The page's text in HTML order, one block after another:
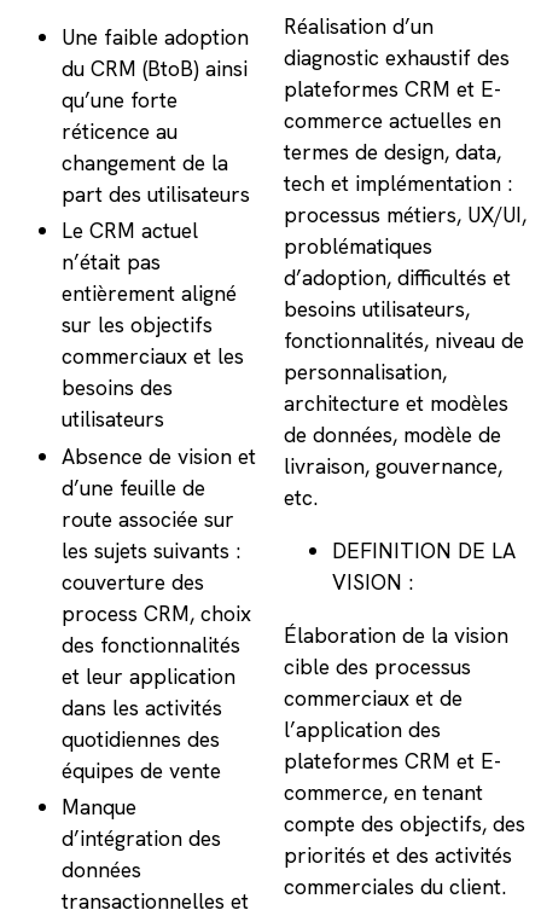
Une faible adoption
du CRM (BtoB) ainsi
qu’une forte
réticence au
changement de la
part des utilisateurs
Le CRM actuel
n’était pas
entièrement aligné
sur les objectifs
commerciaux et les
besoins des
utilisateurs
Absence de vision et
d’une feuille de
route associée sur
les sujets suivants :
couverture des
process CRM, choix
des fonctionnalités
et leur application
dans les activités
quotidiennes des
équipes de vente
Manque
d’intégration des
données
transactionnelles et
Réalisation d’un
diagnostic exhaustif des
plateformes CRM et E-
commerce actuelles en
termes de design, data,
tech et implémentation :
processus métiers, UX/UI,
problématiques
d’adoption, difficultés et
besoins utilisateurs,
fonctionnalités, niveau de
personnalisation,
architecture et modèles
de données, modèle de
livraison, gouvernance,
etc.
DEFINITION DE LA
VISION :
Élaboration de la vision
cible des processus
commerciaux et de
l’application des
plateformes CRM et E-
commerce, en tenant
compte des objectifs, des
priorités et des activités
commerciales du client.